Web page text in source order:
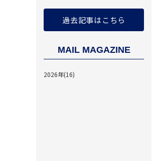
過去記事はこちら
MAIL MAGAZINE
2026年(16)